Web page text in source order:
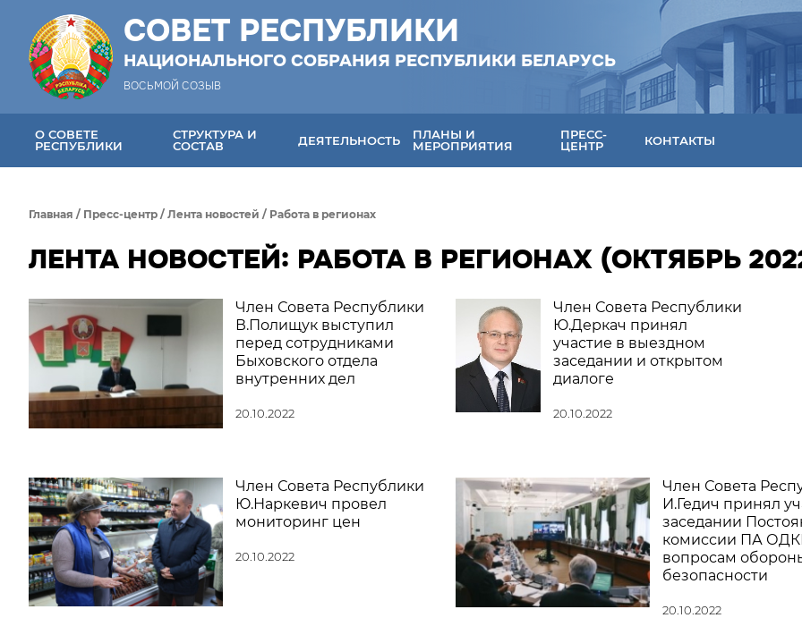
СОВЕТ РЕСПУБЛИКИ
НАЦИОНАЛЬНОГО СОБРАНИЯ РЕСПУБЛИКИ БЕЛАРУСЬ
ВОСЬМОЙ СОЗЫВ
О СОВЕТЕ
РЕСПУБЛИКИ
СТРУКТУРА И
СОСТАВ
ДЕЯТЕЛЬНОСТЬ
ПЛАНЫ И
МЕРОПРИЯТИЯ
ПРЕСС-
ЦЕНТР
КОНТАКТЫ
Главная / Пресс-центр / Лента новостей / Работа в регионах
ЛЕНТА НОВОСТЕЙ: РАБОТА В РЕГИОНАХ (ОКТЯБРЬ
Член Совета Республики
В.Полищук выступил
перед сотрудниками
Быховского отдела
внутренних дел
20.10.2022
Член Совета Республики
Ю.Деркач принял
участие в выездном
заседании и открытом
диалоге
20.10.2022
Член Совета Республики
Ю.Наркевич провел
мониторинг цен
20.10.2022
Член Совета
И.Гедич принял
заседании
комиссии ПА
вопросам
безопасности
20.10.2022